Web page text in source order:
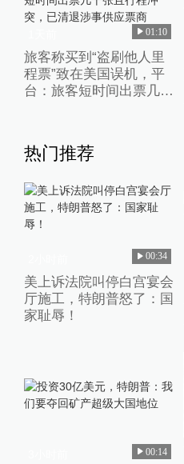
01:10
旅客称买到“盗刷他人里
程票”致在美国误机，平
台：旅客短时间出票几十
热门推荐
00:34
美上诉法院叫停白宫宴会
厅施工，特朗普怒了：国
家耻辱！
00:14